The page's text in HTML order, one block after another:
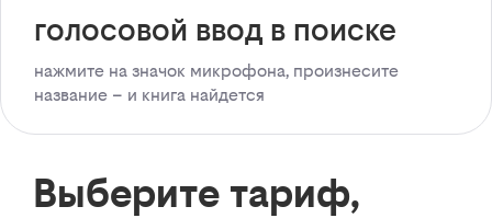
голосовой ввод в поиске
нажмите на значок микрофона, произнесите
название – и книга найдется
Выберите тариф,